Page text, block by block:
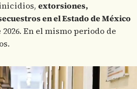
extorsiones,
en el Estado de México
En el mismo periodo de